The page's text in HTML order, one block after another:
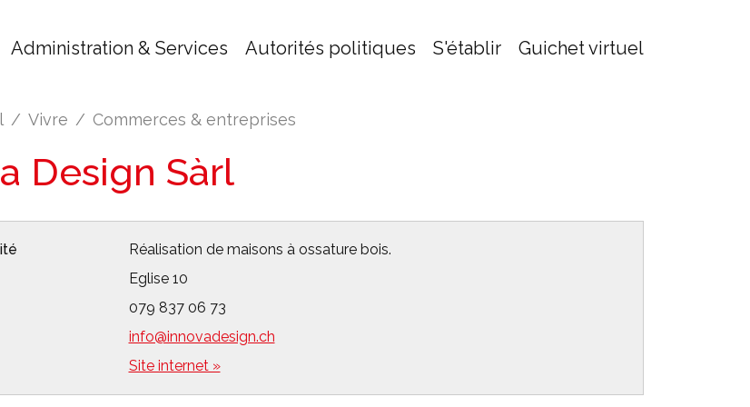
Administration & Services Autorités politiques S'établir Guichet virtuel
Vivre Commerces & entreprises
Design Sàrl
Réalisation de maisons à ossature bois.
Eglise 10
079 837 06 73
info@innovadesign.ch
Site internet »